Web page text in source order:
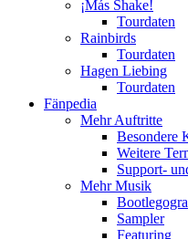
¡Más Shake!
Tourdaten
Rainbirds
Tourdaten
Hagen Liebing
Tourdaten
Fänpedia
Mehr Auftritte
Besondere
Weitere
Support-
Mehr Musik
Sampler
Featuring